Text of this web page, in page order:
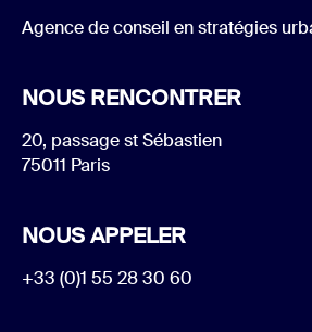
Agence de conseil en stratégies
NOUS RENCONTRER
20, passage st Sébastien
75011 Paris
NOUS APPELER
+33 (0)1 55 28 30 60